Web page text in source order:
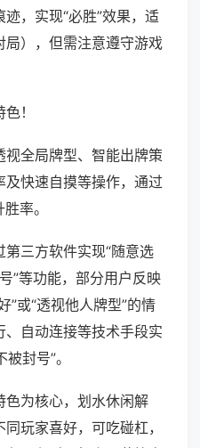
，实现“必胜”效果，适
局），但需注意遵守游戏
！
全局牌型、智能出牌策
快速自摸等操作，通过
率。
三方软件实现“随意选
”等功能，部分用户反映
”或“透视他人牌型”的情
自动连接等技术手段实
封号”。
色为核心，划水休闲解
玩家喜好，可吃碰杠，